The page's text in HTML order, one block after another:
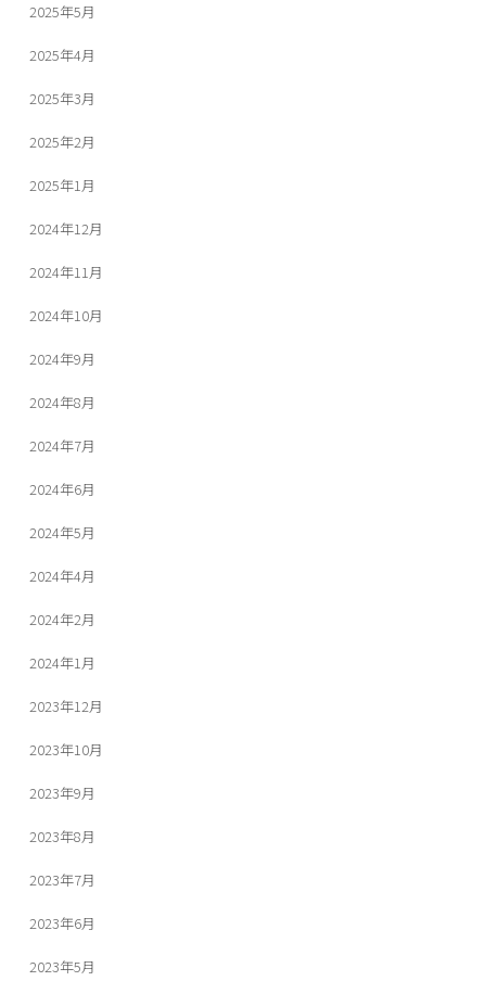
2025年5月
2025年4月
2025年3月
2025年2月
2025年1月
2024年12月
2024年11月
2024年10月
2024年9月
2024年8月
2024年7月
2024年6月
2024年5月
2024年4月
2024年2月
2024年1月
2023年12月
2023年10月
2023年9月
2023年8月
2023年7月
2023年6月
2023年5月